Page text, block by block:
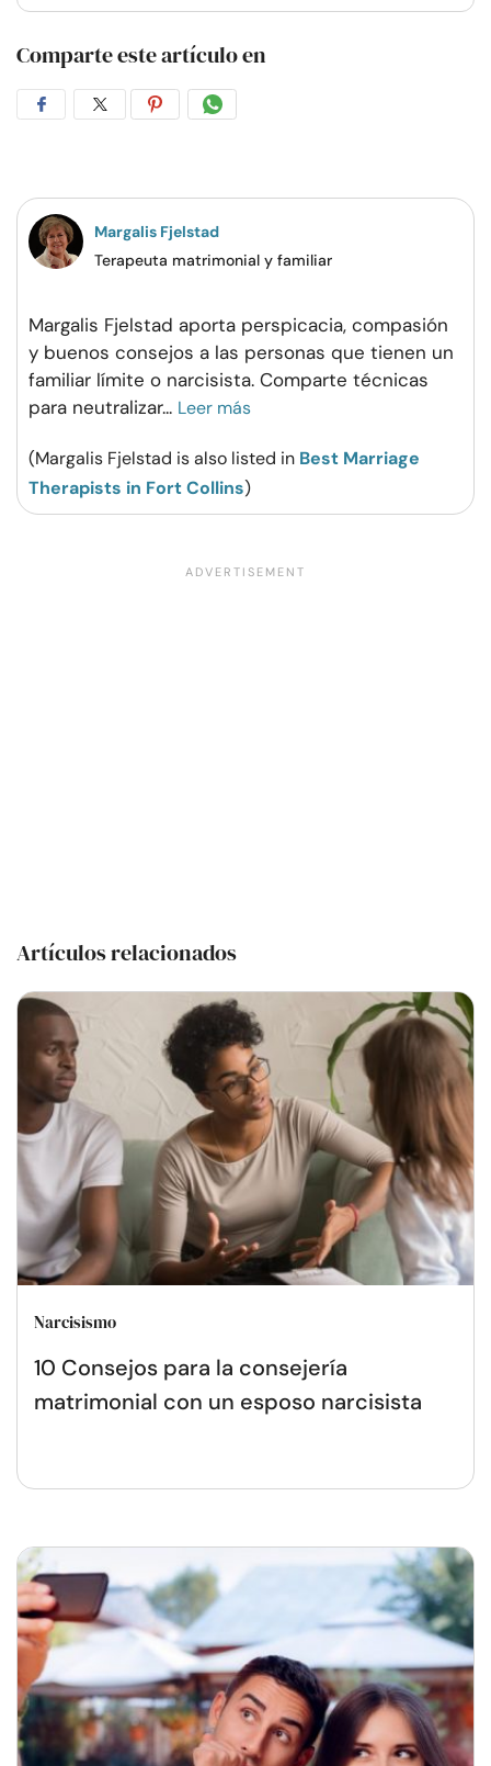
Comparte este artículo en
CompartirCompartirCompartirCompartir
Margalis Fjelstad
Terapeuta matrimonial y familiar
Margalis Fjelstad aporta perspicacia, compasión
y buenos consejos a las personas que tienen un
familiar límite o narcisista. Comparte técnicas
para neutralizar... Leer más
(Margalis Fjelstad is also listed in Best Marriage
Therapists in Fort Collins)
Artículos relacionados
Narcisismo
10 Consejos para la consejería
matrimonial con un esposo narcisista